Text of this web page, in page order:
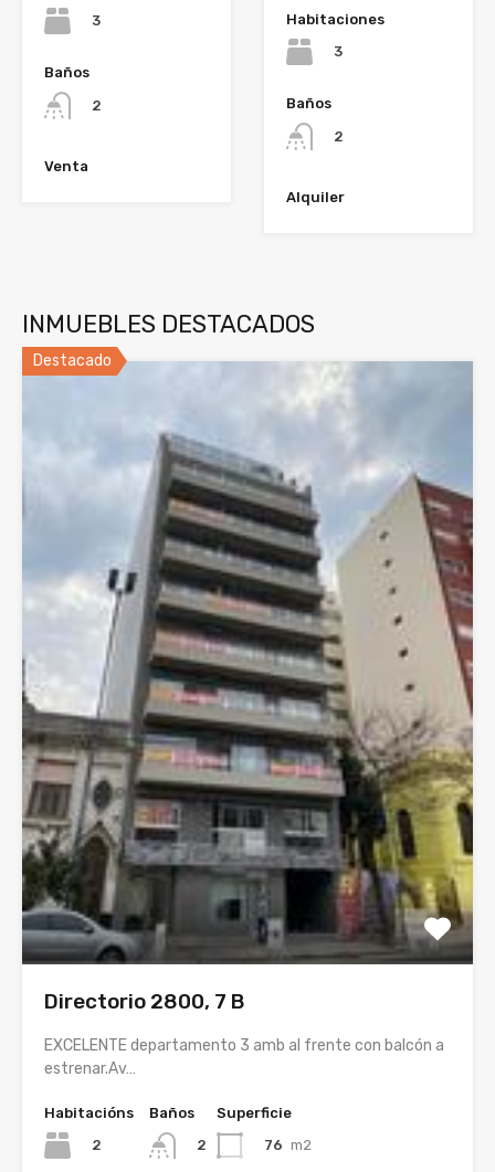
3
Baños
2
Venta
Habitaciones
3
Baños
2
Alquiler
INMUEBLES DESTACADOS
Destacado
Directorio 2800, 7 B
EXCELENTE departamento 3 amb al frente con balcón a
estrenar.Av…
Habitacións
2
Baños
2
Superficie
76 m2